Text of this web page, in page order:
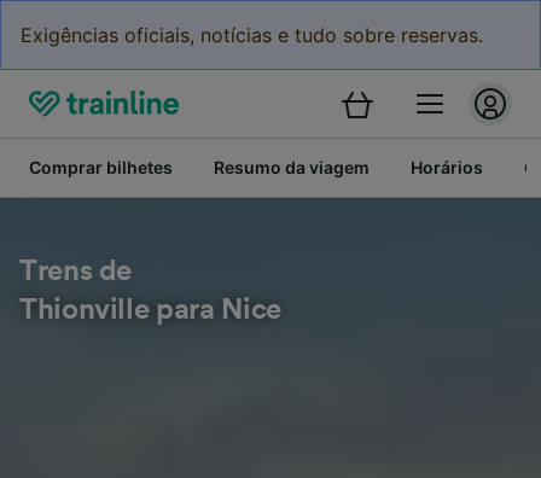
Exigências oficiais, notícias e tudo sobre reservas.
Comprar bilhetes Resumo da viagem Horários
Trens de
Thionville para Nice